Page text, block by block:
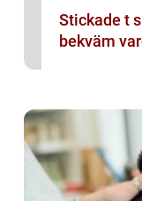
Stickade t
bekväm